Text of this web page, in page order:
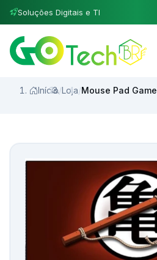
Soluções Digitais e TI
Início/Loja/